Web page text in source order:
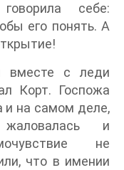
себе:
его понять. А
вместе с леди
Корт. Госпожа
и на самом деле,
и
не
что в имении